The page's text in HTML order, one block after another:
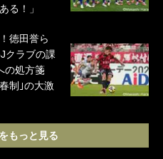
る！」
徳田誉ら
クラブの課
の処方箋
制｣の大激
もっと見る